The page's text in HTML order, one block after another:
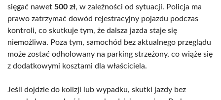
sięgać nawet 500 zł, w zależności od sytuacji. Policja ma
prawo zatrzymać dowód rejestracyjny pojazdu podczas
kontroli, co skutkuje tym, że dalsza jazda staje się
niemożliwa. Poza tym, samochód bez aktualnego przeglądu
może zostać odholowany na parking strzeżony, co wiąże się
z dodatkowymi kosztami dla właściciela.
Jeśli dojdzie do kolizji lub wypadku, skutki jazdy bez